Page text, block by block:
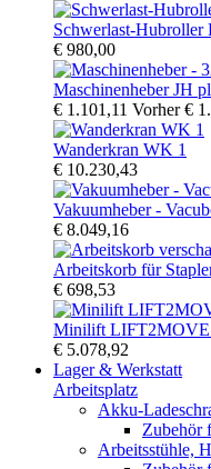
Schwerlast-Hubroller
€ 980,00
Maschinenheber JH
€ 1.101,11 Vorher€
Wanderkran WK 1
€ 10.230,43
Vakuumheber -
€ 8.049,16
Arbeitskorb für
€ 698,53
Minilift LIFT2MOVE
€ 5.078,92
Lager & Werkstatt
Arbeitsplatz
Akku-
Zubehör
Arbeitsstühle,